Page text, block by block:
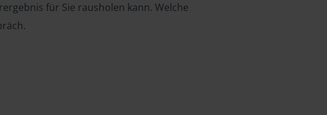
für Sie rausholen kann. Welche